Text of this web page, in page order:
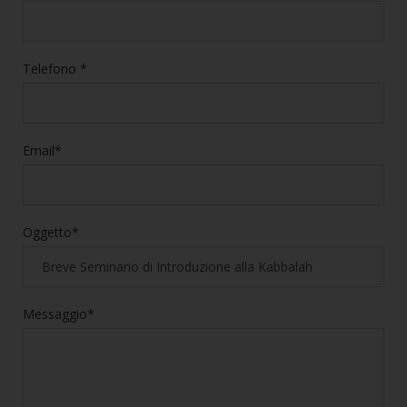
Telefono *
Email*
Oggetto*
Messaggio*